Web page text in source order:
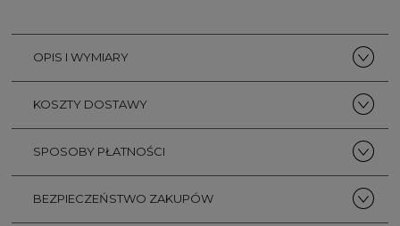
OPIS I WYMIARY
KOSZTY DOSTAWY
SPOSOBY PŁATNOŚCI
BEZPIECZEŃSTWO ZAKUPÓW